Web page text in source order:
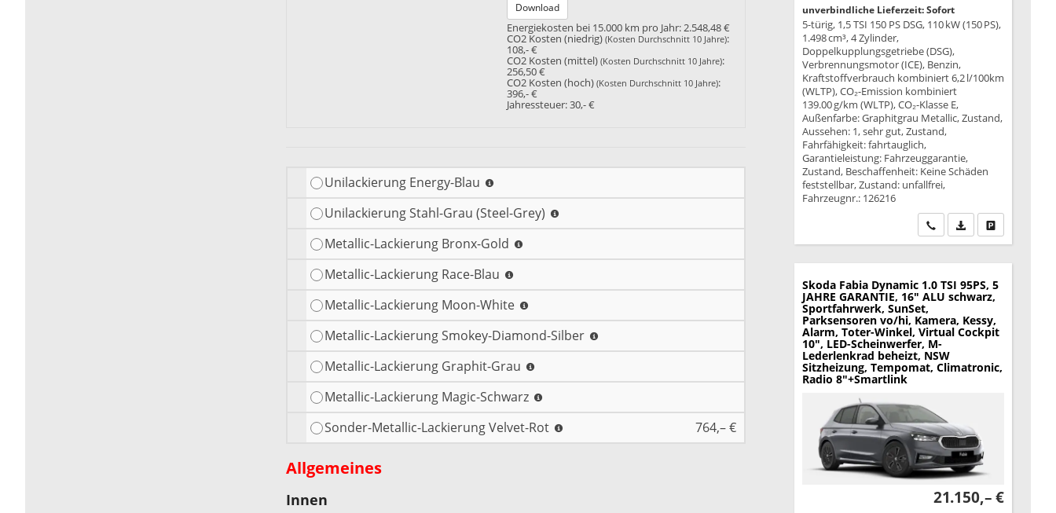
Download
Energiekosten bei 15.000 km pro Jahr: 2.548,48 €
CO2 Kosten (niedrig)(Kosten Durchschnitt 10 Jahre):
108,- €
CO2 Kosten (mittel)(Kosten Durchschnitt 10 Jahre):
256,50 €
CO2 Kosten (hoch)(Kosten Durchschnitt 10 Jahre):
396,- €
Jahressteuer: 30,- €
Unilackierung Energy-Blau
Unilackierung Stahl-Grau (Steel-Grey)
Metallic-Lackierung Bronx-Gold
Metallic-Lackierung Race-Blau
Metallic-Lackierung Moon-White
Metallic-Lackierung Smokey-Diamond-Silber
Metallic-Lackierung Graphit-Grau
Metallic-Lackierung Magic-Schwarz
Sonder-Metallic-Lackierung Velvet-Rot
764,– €
Allgemeines
Innen
unverbindliche Lieferzeit: Sofort
5-türig, 1,5 TSI 150 PS DSG, 110 kW (150 PS),
1.498 cm³, 4 Zylinder,
Doppelkupplungsgetriebe (DSG),
Verbrennungsmotor (ICE), Benzin,
Kraftstoffverbrauch kombiniert 6,2 l/100km
(WLTP), CO₂-Emission kombiniert
139.00 g/km (WLTP), CO₂-Klasse E,
Außenfarbe: Graphitgrau Metallic, Zustand,
Aussehen: 1, sehr gut, Zustand,
Fahrfähigkeit: fahrtauglich,
Garantieleistung: Fahrzeuggarantie,
Zustand, Beschaffenheit: Keine Schäden
feststellbar, Zustand: unfallfrei,
Fahrzeugnr.: 126216
Wir rufen Sie an
PDF-Datei,Drucken,
Skoda Fabia Dynamic 1.0 TSI 95PS, 5
JAHRE GARANTIE, 16" ALU schwarz,
Sportfahrwerk, SunSet,
Parksensoren vo/hi, Kamera, Kessy,
Alarm, Toter-Winkel, Virtual Cockpit
10", LED-Scheinwerfer, M-
Lederlenkrad beheizt, NSW
Sitzheizung, Tempomat, Climatronic,
Radio 8"+Smartlink
21.150,– €